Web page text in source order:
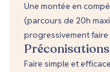
Une montée en
(parcours de 20h
progressivement faire
Préconisations
Faire simple et